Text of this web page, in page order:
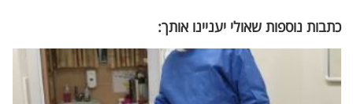
כתבות נוספות שאולי יעניינו אותך: